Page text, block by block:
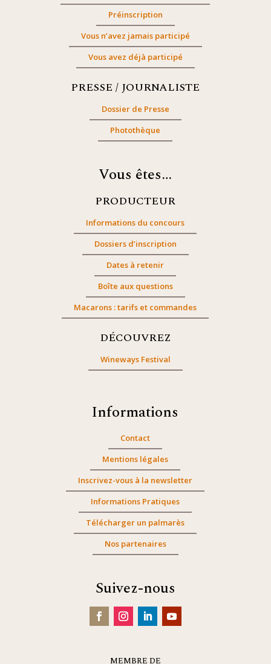
Préinscription
Vous n’avez jamais participé
Vous avez déjà participé
PRESSE / JOURNALISTE
Dossier de Presse
Photothèque
Vous êtes…
PRODUCTEUR
Informations du concours
Dossiers d’inscription
Dates à retenir
Boîte aux questions
Macarons : tarifs et commandes
DÉCOUVREZ
Wineways Festival
Informations
Contact
Mentions légales
Inscrivez-vous à la newsletter
Informations Pratiques
Télécharger un palmarès
Nos partenaires
Suivez-nous
MEMBRE DE